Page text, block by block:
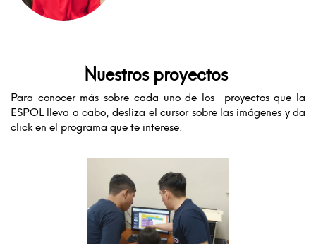
Nuestros proyectos
Para conocer más sobre cada uno de los proyectos que la
ESPOL lleva a cabo, desliza el cursor sobre las imágenes y da
click en el programa que te interese.